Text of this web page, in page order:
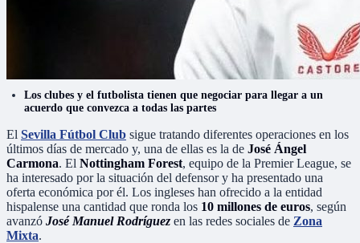
Los clubes y el futbolista tienen que negociar para llegar a un
acuerdo que convezca a todas las partes
El Sevilla Fútbol Club sigue tratando diferentes operaciones en los
últimos días de mercado y, una de ellas es la de José Ángel
Carmona. El Nottingham Forest, equipo de la Premier League, se
ha interesado por la situación del defensor y ha presentado una
oferta económica por él. Los ingleses han ofrecido a la entidad
hispalense una cantidad que ronda los 10 millones de euros, según
avanzó José Manuel Rodríguez en las redes sociales de Zona
Mixta.